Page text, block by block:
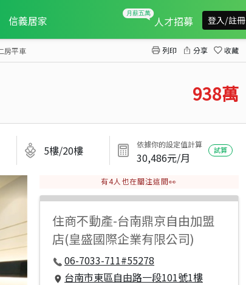
信義居家 人才招募 登入/註冊
房平車 列印 分享 收藏
938萬
5樓/20樓 依據你的設定值計算
30,486元/月
試算
有4人也在關注這間👀
住商不動產-台南鼎京自由加盟
店(皇盛國際企業有限公司)
06-7033-711#55278
台南市東區自由路一段101號1樓